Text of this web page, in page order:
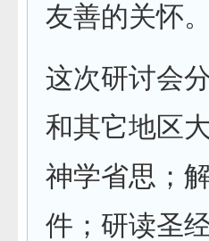
友善的关怀
这次研讨会
和其它地区
神学省思；
件；研读圣